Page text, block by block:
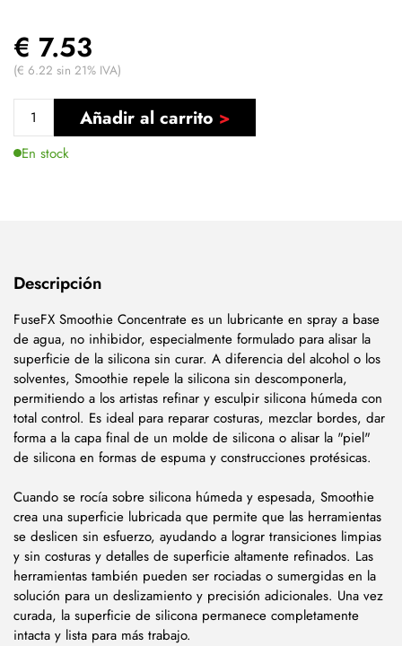
€ 7.53
(€ 6.22 sin 21% IVA)
Añadir al carrito
En stock
Descripción
FuseFX Smoothie Concentrate es un lubricante en spray a base
de agua, no inhibidor, especialmente formulado para alisar la
superficie de la silicona sin curar. A diferencia del alcohol o los
solventes, Smoothie repele la silicona sin descomponerla,
permitiendo a los artistas refinar y esculpir silicona húmeda con
total control. Es ideal para reparar costuras, mezclar bordes, dar
forma a la capa final de un molde de silicona o alisar la "piel"
de silicona en formas de espuma y construcciones protésicas.
Cuando se rocía sobre silicona húmeda y espesada, Smoothie
crea una superficie lubricada que permite que las herramientas
se deslicen sin esfuerzo, ayudando a lograr transiciones limpias
y sin costuras y detalles de superficie altamente refinados. Las
herramientas también pueden ser rociadas o sumergidas en la
solución para un deslizamiento y precisión adicionales. Una vez
curada, la superficie de silicona permanece completamente
intacta y lista para más trabajo.